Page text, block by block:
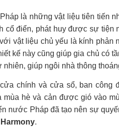
là những vật liệu tiên tiến
cổ điển, phát huy được sự tiện
vật liệu chủ yếu là kính phản
kế này cũng giúp gia chủ có
giúp ngôi nhà thông
chính và cửa sổ, ban công
hè và cản được gió vào
nước Pháp đã tạo nên sự
.